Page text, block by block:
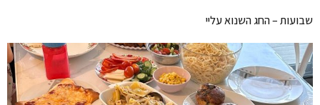
שבועות – החג השנוא עליי